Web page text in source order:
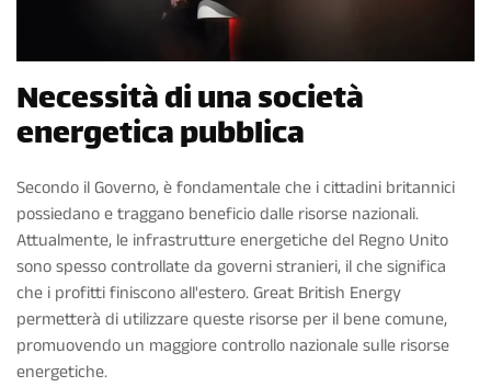
Necessità di una società
energetica pubblica
Secondo il Governo, è fondamentale che i cittadini britannici
possiedano e traggano beneficio dalle risorse nazionali.
Attualmente, le infrastrutture energetiche del Regno Unito
sono spesso controllate da governi stranieri, il che significa
che i profitti finiscono all'estero. Great British Energy
permetterà di utilizzare queste risorse per il bene comune,
promuovendo un maggiore controllo nazionale sulle risorse
energetiche.